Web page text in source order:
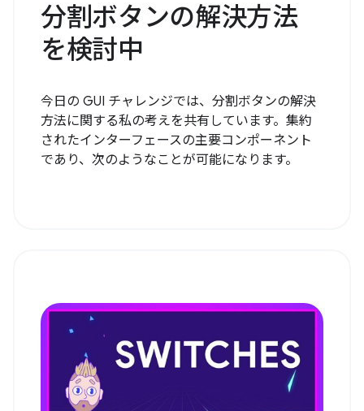
分割ボタンの解決方法
を検討中
今日の GUI チャレンジでは、分割ボタンの解決
方法に関する私の考えを共有しています。集約
されたインターフェースの主要コンポーネント
であり、次のようなことが可能になります。